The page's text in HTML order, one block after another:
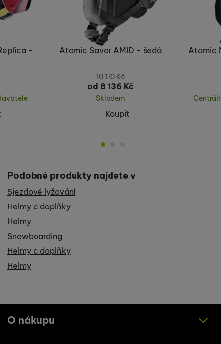
Atomic Savor AMID - šedá
10 170Kč
od 8 136 Kč
Skladem
Koupit
Atomic
-
Podobné produkty najdete v
Sjezdové lyžování
Helmy a doplňky
Helmy
Snowboarding
Helmy a doplňky
Helmy
O nákupu